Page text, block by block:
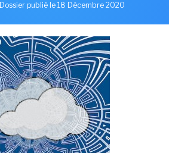
Dossier publié le 18 Décembre 2020